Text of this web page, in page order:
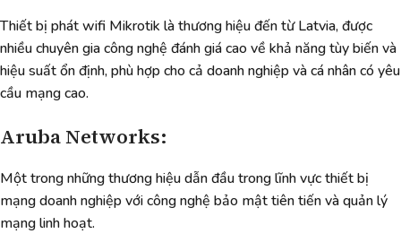
Thiết bị phát wifi Mikrotik là thương hiệu đến từ Latvia, được
nhiều chuyên gia công nghệ đánh giá cao về khả năng tùy biến và
hiệu suất ổn định, phù hợp cho cả doanh nghiệp và cá nhân có yêu
cầu mạng cao.
Aruba Networks:
Một trong những thương hiệu dẫn đầu trong lĩnh vực thiết bị
mạng doanh nghiệp với công nghệ bảo mật tiên tiến và quản lý
mạng linh hoạt.